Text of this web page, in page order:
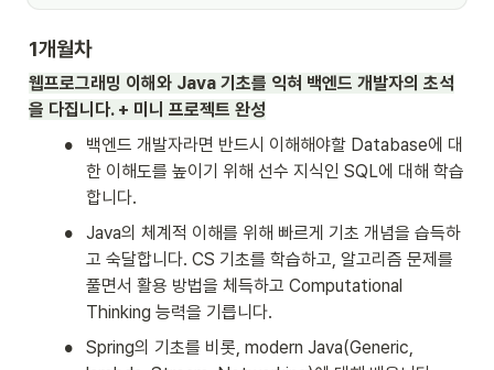
1개월차
웹프로그래밍 이해와 Java 기초를 익혀 백엔드 개발자의 초석
을 다집니다. + 미니 프로젝트 완성
•
백엔드 개발자라면 반드시 이해해야할 Database에 대
한 이해도를 높이기 위해 선수 지식인 SQL에 대해 학습
합니다.
•
Java의 체계적 이해를 위해 빠르게 기초 개념을 습득하
고 숙달합니다. CS 기초를 학습하고, 알고리즘 문제를
풀면서 활용 방법을 체득하고 Computational
Thinking 능력을 기릅니다.
•
Spring의 기초를 비롯, modern Java(Generic,